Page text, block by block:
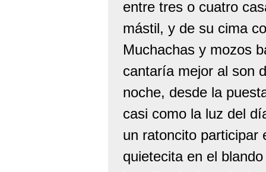
entre tres o cuatro
mástil, y de su cima
Muchachas y mozos
cantaría mejor al son
noche, desde la
casi como la luz del
un ratoncito participar
quietecita en el